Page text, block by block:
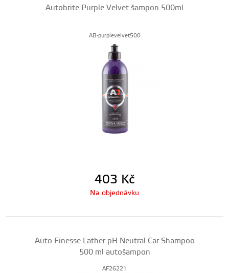
Autobrite Purple Velvet šampon 500ml
AB-purplevelvet500
403 Kč
Na objednávku
Auto Finesse Lather pH Neutral Car Shampoo
500 ml autošampon
AF26221